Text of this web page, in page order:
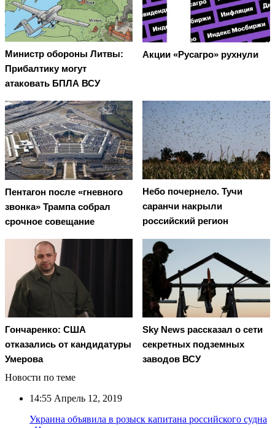
Министр обороны Литвы:
Прибалтику могут
атаковать БПЛА ВСУ
Акции «Русагро» рухнули
Пентагон после «гневного
звонка» Трампа собрал
срочное совещание
Небо почернело. Тучи
саранчи накрыли
российский регион
Гончаренко: США
отказались от кандидатуры
Умерова
Sky News рассказал о сети
секретных подземных
заводов ВСУ
Новости по теме
14:55 Апрель 12, 2019
Украина объявила в розыск капитана российского судна